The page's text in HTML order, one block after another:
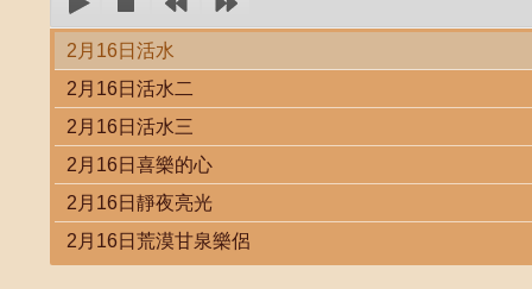
2月16日活水
2月16日活水二
2月16日活水三
2月16日喜樂的心
2月16日靜夜亮光
2月16日荒漠甘泉樂侶